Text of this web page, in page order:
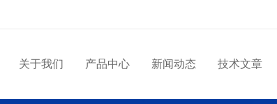
关于我们 产品中心 新闻动态 技术文章